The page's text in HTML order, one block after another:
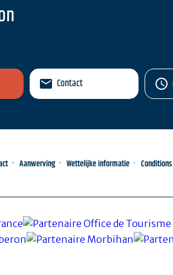
Contact
Aanwerving Wettelijke informatie